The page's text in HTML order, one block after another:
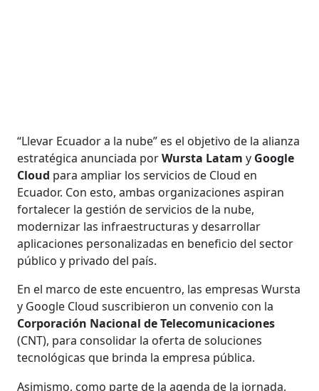
“Llevar Ecuador a la nube” es el objetivo de la alianza
estratégica anunciada porWursta Latam y Google
Cloud para ampliar los servicios de Cloud en
Ecuador. Con esto, ambas organizaciones aspiran
fortalecer la gestión de servicios de la nube,
modernizar las infraestructuras y desarrollar
aplicaciones personalizadas en beneficio del sector
público y privado del país.
En el marco de este encuentro, las empresas Wursta
y Google Cloud suscribieron un convenio con la
Corporación Nacional de Telecomunicaciones
(CNT), para consolidar la oferta de soluciones
tecnológicas que brinda la empresa pública.
Asimismo, como parte de la agenda de la jornada,